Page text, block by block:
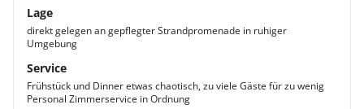
Lage
direkt gelegen an gepflegter Strandpromenade in ruhiger
Umgebung
Service
Frühstück und Dinner etwas chaotisch, zu viele Gäste für zu wenig
Personal Zimmerservice in Ordnung